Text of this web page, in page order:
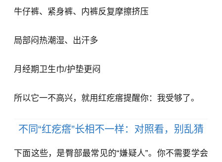
牛仔裤、紧身裤、内裤反复摩擦挤压
局部闷热潮湿、出汗多
月经期卫生巾/护垫更闷
所以它一不高兴，就用红疙瘩提醒你：我受够了。
不同“红疙瘩”长相不一样：对照看，别乱猜
下面这些，是臀部最常见的“嫌疑人”。你不需要学会